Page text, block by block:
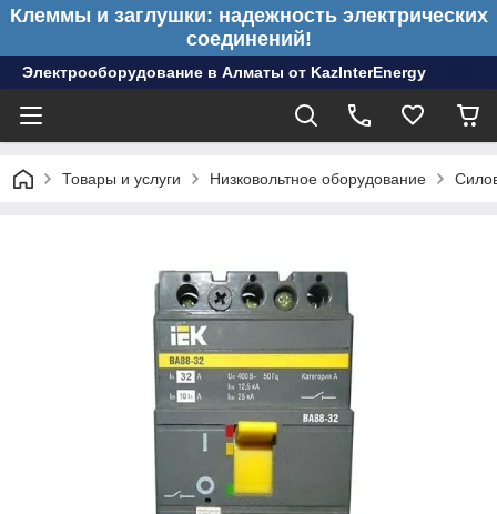
Клеммы и заглушки: надежность электрических
соединений!
Электрооборудование в Алматы от KazInterEnergy
Товары и услуги Низковольтное оборудование